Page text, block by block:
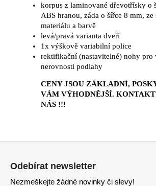
korpus z laminované dřevotřísky o
ABS hranou, záda o šířce 8 mm, ze
materiálu a barvě
levá/pravá varianta dveří
1x výškově variabilní police
rektifikační (nastavitelné) nohy pro
nerovnosti podlahy
CENY JSOU ZÁKLADNÍ,
VÁM VÝHODNĚJŠÍ.
NÁS !!!
Odebírat newsletter
Nezmeškejte žádné novinky či slevy!